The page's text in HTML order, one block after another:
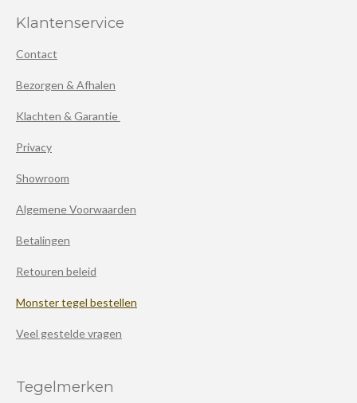
Klantenservice
Contact
Bezorgen & Afhalen
Klachten & Garantie
Privacy
Showroom
Algemene Voorwaarden
Betalingen
Retouren beleid
Monster tegel bestellen
Veel gestelde vragen
Tegelmerken